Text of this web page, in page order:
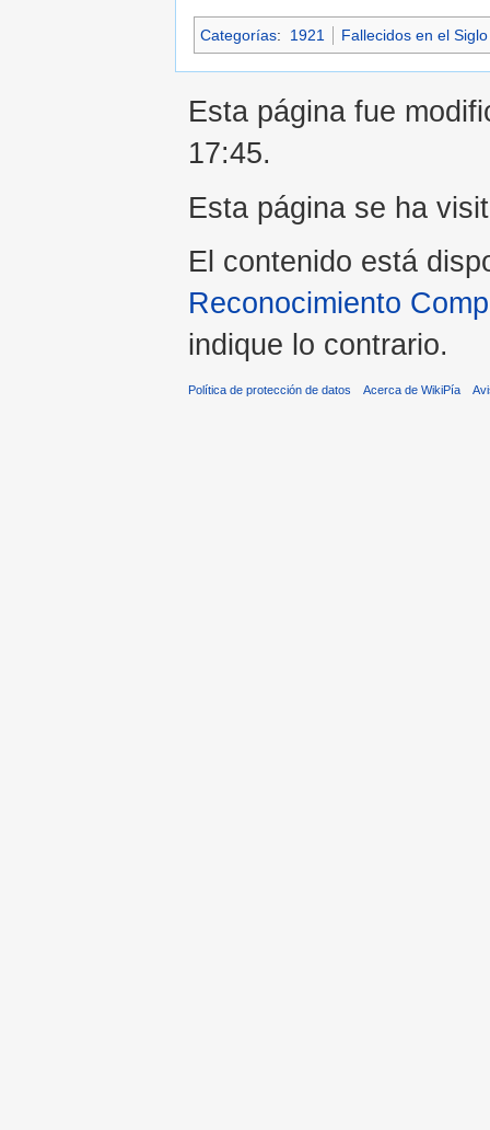
Categorías: 1921 Fallecidos en el Siglo
Esta página fue
17:45.
Esta página se ha
El contenido está
Reconocimiento
indique lo contrario.
Política de protección de datos Acerca de WikiPía